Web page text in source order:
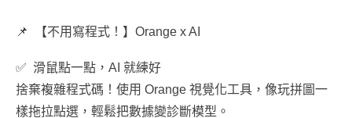
📌 【不用寫程式！】Orange x AI
✅ 滑鼠點一點，AI 就練好
捨棄複雜程式碼！使用 Orange 視覺化工具，像玩拼圖一
樣拖拉點選，輕鬆把數據變診斷模型。